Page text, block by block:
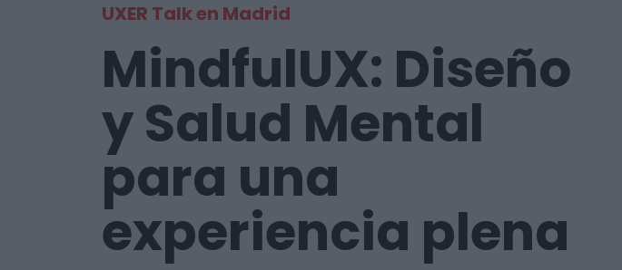
UXER Talk en Madrid
MindfulUX: Diseño
y Salud Mental
para una
experiencia plena